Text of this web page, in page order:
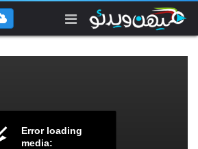
Error loading
media: